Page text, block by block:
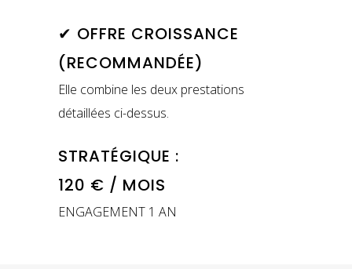
✔ OFFRE CROISSANCE
(RECOMMANDÉE)
Elle combine les deux prestations
détaillées ci-dessus.
STRATÉGIQUE :
120 € / MOIS
ENGAGEMENT 1 AN